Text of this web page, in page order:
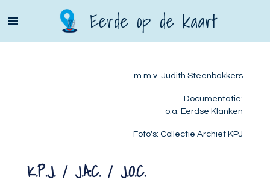
direct
naar
Eerde op de kaart
m.m.v. Judith Steenbakkers
Documentatie:
o.a. Eerdse Klanken
Foto's: Collectie Archief KPJ
K.P.J. / J.A.C. / J.O.C.